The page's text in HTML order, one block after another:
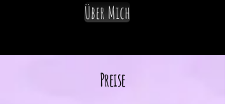
Über Mich
Preise